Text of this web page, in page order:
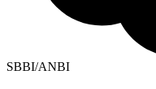
SBBI/ANBI